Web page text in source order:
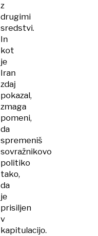
z
drugimi
sredstvi.
In
kot
je
Iran
zdaj
pokazal,
zmaga
pomeni,
da
spremeniš
sovražnikovo
politiko
tako,
da
je
prisiljen
v
kapitulacijo.